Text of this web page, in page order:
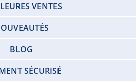
VENTES
BLOG
SÉCURISÉ